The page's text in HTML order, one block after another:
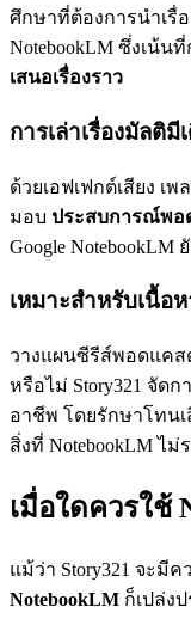
ศึกษาที่ต้องการนำเรื่
NotebookLM ซึ่งเน้น
เสนอเรื่องราว
การเล่าเรื่องมัลติมี
ด้วยเอฟเฟกต์เสียง เพ
มอบ ประสบการณ์พอ
Google
เหมาะสำหรับเนื้อ
วางแผนซีรีส์พอดแค
หรือไม่ Story321 จัดก
อาชีพ โดยรักษาโทนเ
สิ่งที่ NotebookLM ไม่
เมื่อใดควรใช้
แม้ว่า Story321 จะมีค
NotebookLM ก็เปล่ง